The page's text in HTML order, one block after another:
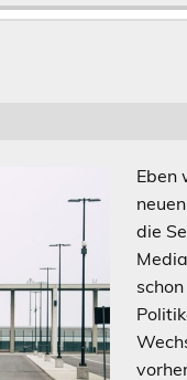
Eben
die